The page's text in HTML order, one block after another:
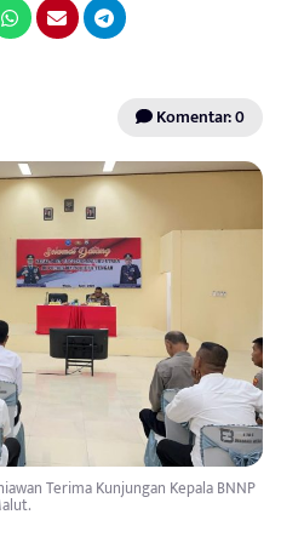
Komentar: 0
Terima Kunjungan Kepala BNNP